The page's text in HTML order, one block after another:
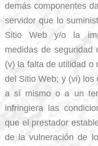
demás componentes
servidor que lo
Sitio Web y/o la
medidas de seguridad
(v) la falta de utilidad o
del Sitio Web; y (vi) los
a sí mismo o a un
infringiera las
que el prestador
de la vulneración de